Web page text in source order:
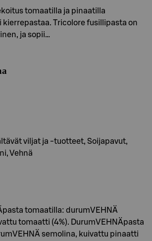
tomaatilla ja pinaatilla
Tricolore fusillipasta on
ja sopii…
viljat ja -tuotteet, Soijapavut,
Vehnä
tomaatilla: durumVEHNÄ
tomaatti (4%). DurumVEHNÄpasta
semolina, kuivattu pinaatti